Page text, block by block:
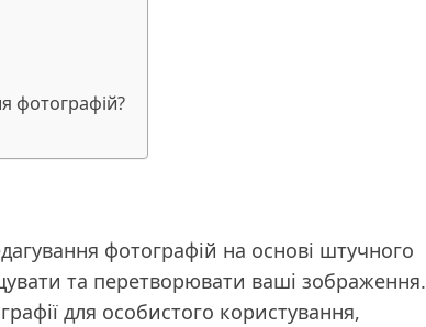
фотографій?
фотографій на основі штучного
та перетворювати ваші зображення.
для особистого користування,